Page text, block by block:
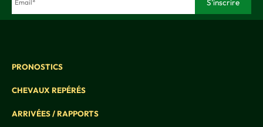
PRONOSTICS
CHEVAUX REPÉRÉS
ARRIVÉES / RAPPORTS